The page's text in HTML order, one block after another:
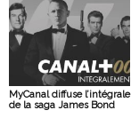
MyCanal diffuse l’intégrale
de la saga James Bond